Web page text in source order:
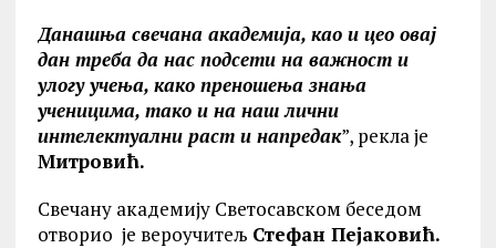
Данашња свечана академија, као и цео овај
дан треба да нас подсети на важност и
улогу учења, како преношења знања
ученицима, тако и на наш лични
интелектуални раст и напредак”, рекла је
Митровић.
Свечану академију Светосавском беседом
отворио је вероучитељ Стефан Пејаковић.